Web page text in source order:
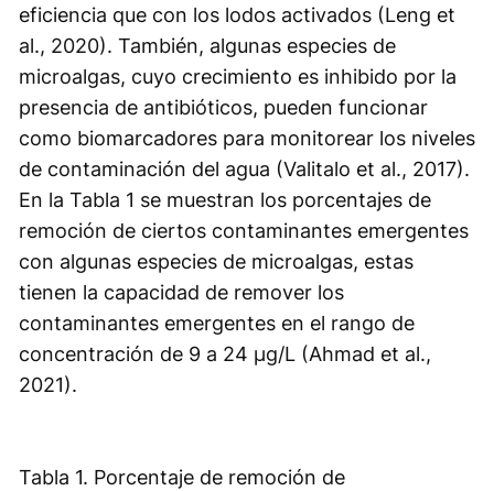
eficiencia que con los lodos activados (Leng et
al., 2020). También, algunas especies de
microalgas, cuyo crecimiento es inhibido por la
presencia de antibióticos, pueden funcionar
como biomarcadores para monitorear los niveles
de contaminación del agua (Valitalo et al., 2017).
En la Tabla 1 se muestran los porcentajes de
remoción de ciertos contaminantes emergentes
con algunas especies de microalgas, estas
tienen la capacidad de remover los
contaminantes emergentes en el rango de
concentración de 9 a 24 μg/L (Ahmad et al.,
2021).
Tabla 1. Porcentaje de remoción de